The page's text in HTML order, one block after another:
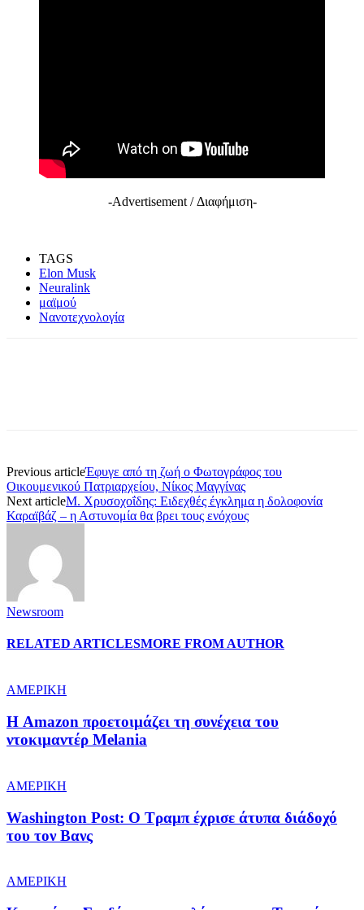
-Advertisement / Διαφήμιση-
TAGS
Elon Musk
Neuralink
μαϊμού
Νανοτεχνολογία
Previous articleΈφυγε από τη ζωή ο Φωτογράφος του
Οικουμενικού Πατριαρχείου, Νίκος Μαγγίνας
Next articleΜ. Χρυσοχοΐδης: Ειδεχθές έγκλημα η δολοφονία
Καραϊβάζ – η Αστυνομία θα βρει τους ενόχους
Newsroom
RELATED ARTICLESMORE FROM AUTHOR
ΑΜΕΡΙΚΗ
Η Amazon προετοιμάζει τη συνέχεια του
ντοκιμαντέρ Melania
ΑΜΕΡΙΚΗ
Washington Post: Ο Τραμπ έχρισε άτυπα διάδοχό
του τον Βανς
ΑΜΕΡΙΚΗ